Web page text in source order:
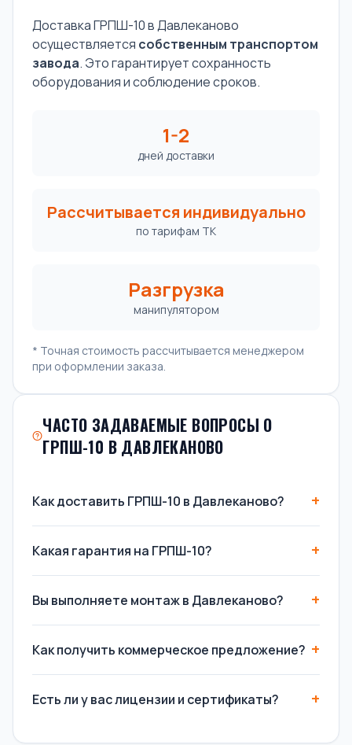
Доставка ГРПШ-10 в Давлеканово
осуществляется собственным транспортом
завода. Это гарантирует сохранность
оборудования и соблюдение сроков.
1-2
дней доставки
Рассчитывается индивидуально
по тарифам ТК
Разгрузка
манипулятором
* Точная стоимость рассчитывается менеджером
при оформлении заказа.
ЧАСТО ЗАДАВАЕМЫЕ ВОПРОСЫ О
ГРПШ-10 В ДАВЛЕКАНОВО
Как доставить ГРПШ-10 в Давлеканово?
Какая гарантия на ГРПШ-10?
Вы выполняете монтаж в Давлеканово?
Как получить коммерческое предложение?
Есть ли у вас лицензии и сертификаты?